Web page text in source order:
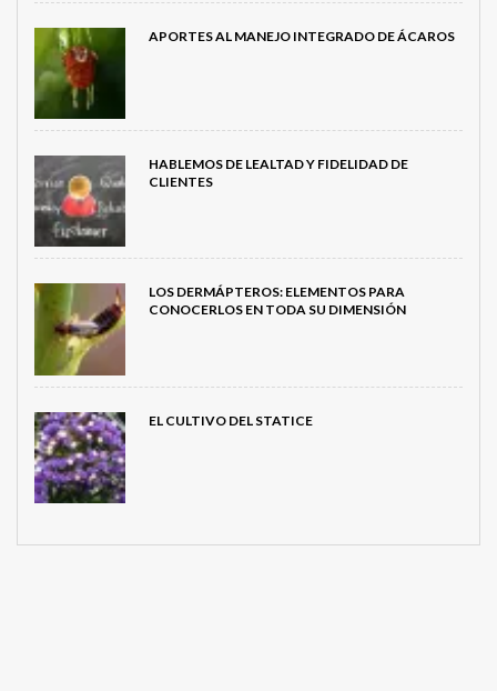
APORTES AL MANEJO INTEGRADO DE ÁCAROS
HABLEMOS DE LEALTAD Y FIDELIDAD DE
CLIENTES
LOS DERMÁPTEROS: ELEMENTOS PARA
CONOCERLOS EN TODA SU DIMENSIÓN
EL CULTIVO DEL STATICE